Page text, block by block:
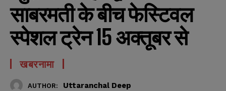
साबरमती के बीच फेस्टिवल
स्पेशल ट्रेन 15 अक्तूबर से
खबरनामा
AUTHOR: Uttaranchal Deep